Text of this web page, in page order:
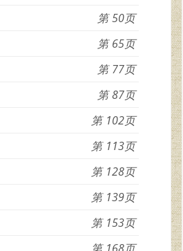
50
65
77
87
102
113
128
139
153